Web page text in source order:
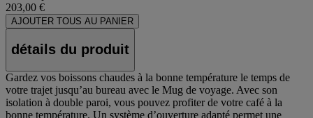
203,00 €
AJOUTER TOUS AU PANIER
détails du produit
Gardez vos boissons chaudes à la bonne température le temps de
votre trajet jusqu’au bureau avec le Mug de voyage. Avec son
isolation à double paroi, vous pouvez profiter de votre café à la
bonne température. Un système d’ouverture adapté permet une